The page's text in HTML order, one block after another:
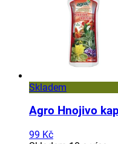
Skladem
Agro Hnojivo
99 Kč